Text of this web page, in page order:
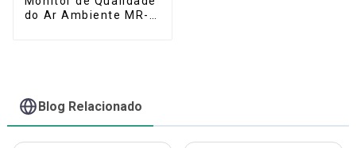
do Ar Ambiente MR-A
Blog Relacionado